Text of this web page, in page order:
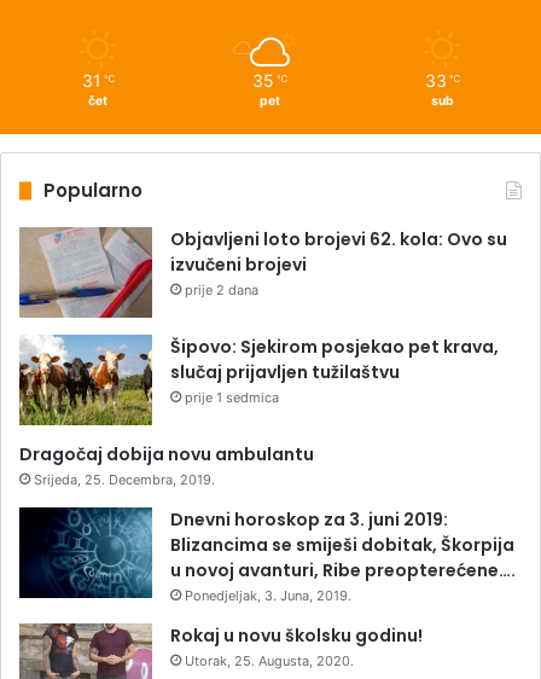
31 ℃
čet
35 ℃
pet
33 ℃
sub
Popularno
Objavljeni loto brojevi 62. kola: Ovo su
izvučeni brojevi
prije 2 dana
Šipovo: Sjekirom posjekao pet krava,
slučaj prijavljen tužilaštvu
prije 1 sedmica
Dragočaj dobija novu ambulantu
Srijeda, 25. Decembra, 2019.
Dnevni horoskop za 3. juni 2019:
Blizancima se smiješi dobitak, Škorpija
u novoj avanturi, Ribe preopterećene….
Ponedjeljak, 3. Juna, 2019.
Rokaj u novu školsku godinu!
Utorak, 25. Augusta, 2020.